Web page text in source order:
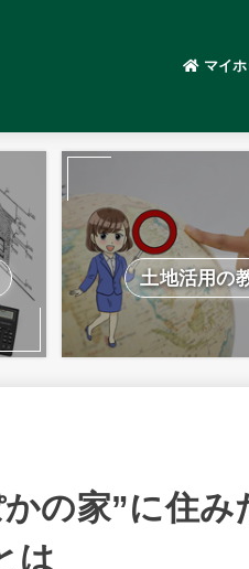
マイホ
土地活用の
の家”に住み
は